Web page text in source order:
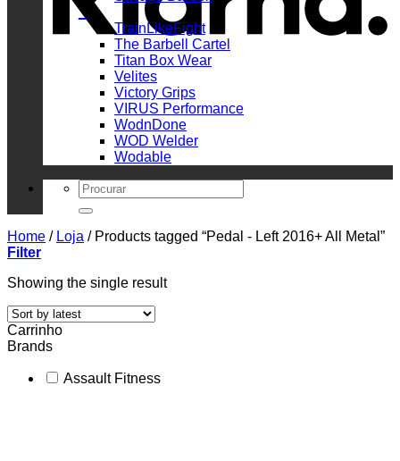
_
TrainLikeFight
The Barbell Cartel
Titan Box Wear
Velites
Victory Grips
VIRUS Performance
WodnDone
WOD Welder
Wodable
Search
for:
Home / Loja /Products tagged “Pedal - Left 2016+ All Metal”
Filter
Showing the single result
Carrinho
Brands
Assault Fitness